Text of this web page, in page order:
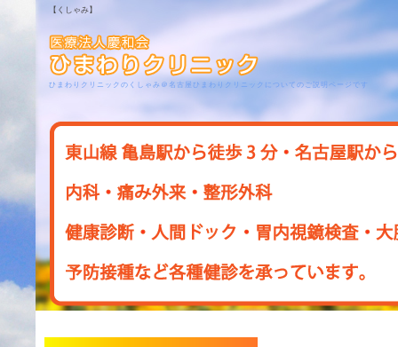
【くしゃみ】
ひまわりクリニックのくしゃみ＠名古屋ひまわりクリニックについてのご説明ページです